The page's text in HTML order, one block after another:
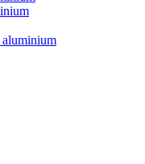
aluminium